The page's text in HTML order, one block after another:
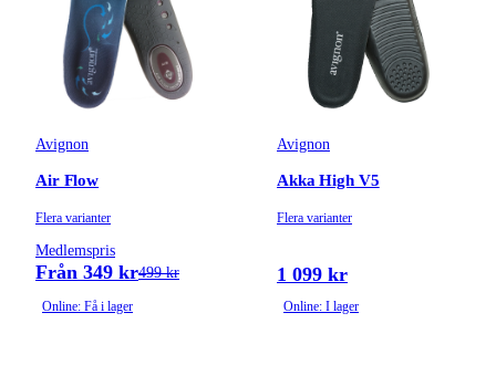
Avignon
Air Flow
Flera varianter
Medlemspris
Från 349 kr499 kr
Online: Få i lager
Avignon
Akka High V5
Flera varianter
1 099 kr
Online: I lager